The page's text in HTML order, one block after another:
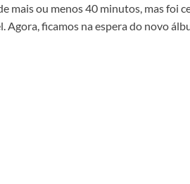
mais ou menos 40 minutos, mas foi
Agora, ficamos na espera do novo